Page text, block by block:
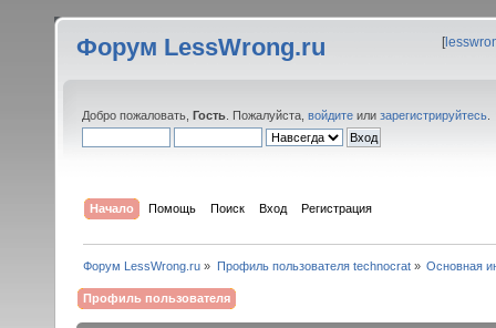
Форум LessWrong.ru [
Добро пожаловать, Гость . Пожалуйста, войдите или зарегистрируйтесь
Начало Помощь Поиск Вход Регистрация
Форум LessWrong.ru » Профиль пользователя technocrat» Основная
Профиль пользователя